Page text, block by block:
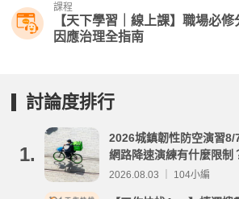
課程
【天下學習｜線上課】職場必
因應治理全指南
討論度排行
1.
2026城鎮韌性防空演習
網路降速演練有什麼限制
事項整理
2026.08.03 ｜ 104小編